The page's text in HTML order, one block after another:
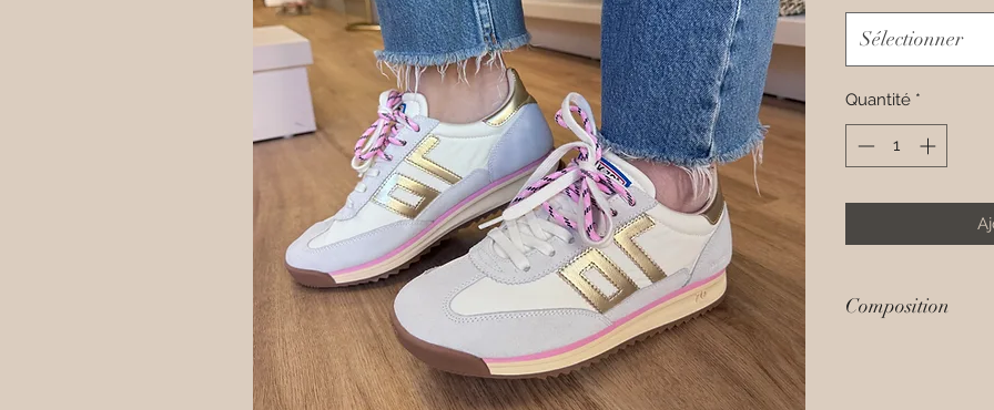
Sélectionner
Quantité *
Composition